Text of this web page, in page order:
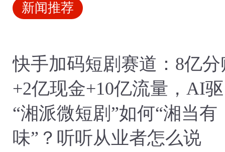
新闻推荐
快手加码短剧赛道：8亿分
+2亿现金+10亿流量，AI
构建内容商业新生态
“湘派微短剧”如何“湘当有
味”？听听从业者怎么说